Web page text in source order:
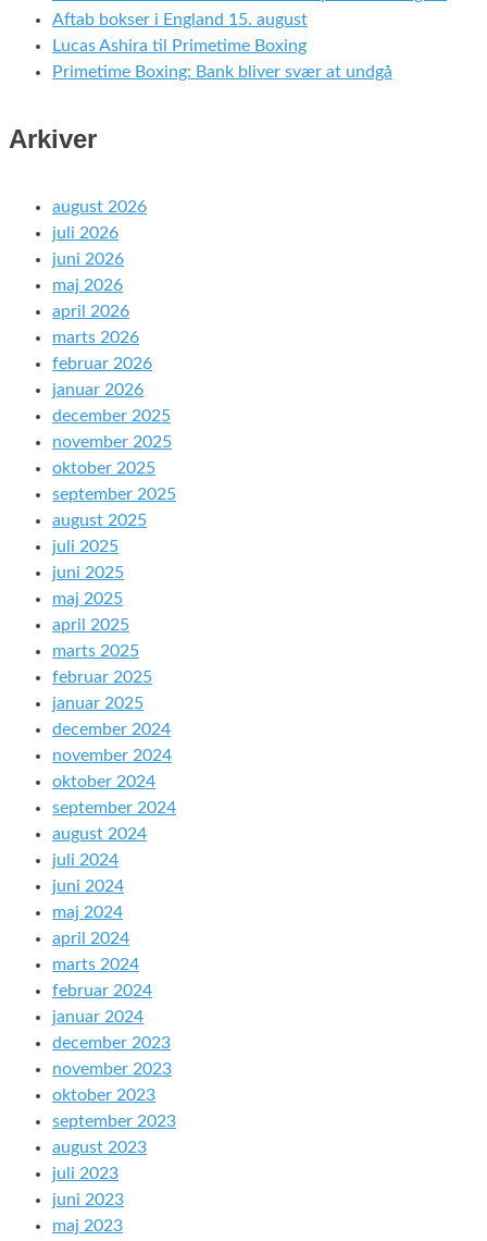
Aftab bokser i England 15. august
Lucas Ashira til Primetime Boxing
Primetime Boxing: Bank bliver svær at undgå
Arkiver
august 2026
juli 2026
juni 2026
maj 2026
april 2026
marts 2026
februar 2026
januar 2026
december 2025
november 2025
oktober 2025
september 2025
august 2025
juli 2025
juni 2025
maj 2025
april 2025
marts 2025
februar 2025
januar 2025
december 2024
november 2024
oktober 2024
september 2024
august 2024
juli 2024
juni 2024
maj 2024
april 2024
marts 2024
februar 2024
januar 2024
december 2023
november 2023
oktober 2023
september 2023
august 2023
juli 2023
juni 2023
maj 2023